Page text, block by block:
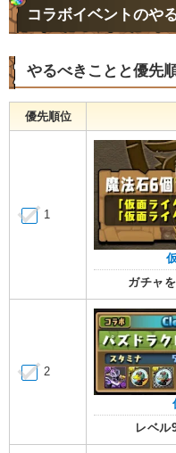
コラボイベントのや
やるべきことと優先
優先順位
1
ガチャ
2
レベル